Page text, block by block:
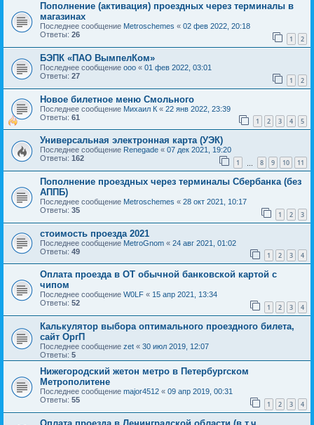
Пополнение (активация) проездных через терминалы в
магазинах
Последнее сообщение Metroschemes « 02 фев 2022, 20:18
Ответы: 26 1 2
БЭПК «ПАО ВымпелКом»
Последнее сообщение ooo « 01 фев 2022, 03:01
Ответы: 27 1 2
Новое билетное меню Смольного
Последнее сообщение Михаил К « 22 янв 2022, 23:39
Ответы: 61 1 2 3 4 5
Универсальная электронная карта (УЭК)
Последнее сообщение Renegade « 07 дек 2021, 19:20
Ответы: 162 1 8 9 10 11
Пополнение проездных через терминалы Сбербанка (без
АППБ)
Последнее сообщение Metroschemes « 28 окт 2021, 10:17
Ответы: 35 1 2 3
стоимость проезда 2021
Последнее сообщение MetroGnom « 24 авг 2021, 01:02
Ответы: 49 1 2 3 4
Оплата проезда в ОТ обычной банковской картой с
чипом
Последнее сообщение W0LF « 15 апр 2021, 13:34
Ответы: 52 1 2 3 4
Калькулятор выбора оптимального проездного билета,
сайт ОргП
Последнее сообщение zet « 30 июл 2019, 12:07
Ответы: 5
Нижегородский жетон метро в Петербургском
Метрополитене
Последнее сообщение major4512 « 09 апр 2019, 00:31
Ответы: 55 1 2 3 4